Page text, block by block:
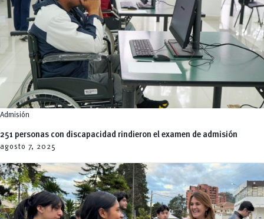
agosto 7, 2025
Admisión
251 personas con discapacidad rindieron el examen de admisión